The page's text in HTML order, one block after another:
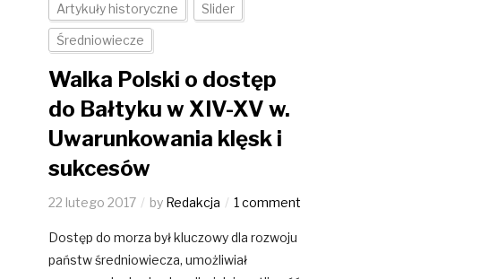
Artykuły historyczne Slider
Średniowiecze
Walka Polski o dostęp
do Bałtyku w XIV-XV w.
Uwarunkowania klęsk i
sukcesów
22 lutego 2017 by Redakcja 1 comment
Dostęp do morza był kluczowy dla rozwoju
państw średniowiecza, umożliwiał